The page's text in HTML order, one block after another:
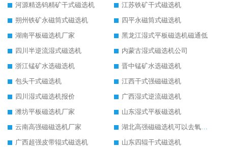
河源精选钨精矿干式磁选机
江苏铁矿干式磁选机
朔州铁矿永磁筒式磁选机
四平永磁筒式磁选机
湖南平板磁选机厂家
黑龙江湿式平板磁选机磁通低
四川半逆流湿式磁选机
内蒙古湿式磁选机公司
浙江锰矿水选磁选机
晋中锰矿水选磁选机
包头干式磁选机
江西干式强磁磁选机
四川湿式磁选机报价
广西湿式逆流磁选机
潍坊平板磁选机厂家
山东湿式平板磁选机
云南高强磁磁选机厂家
湖北高强磁磁选机可以去氧化铝
广西超强皮带辊式磁选机
山东四辊干式磁选机